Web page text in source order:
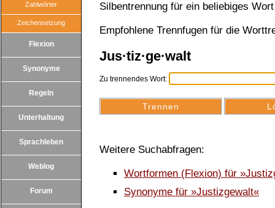
Zahlwörter
Zeichensetzung
Flexion
Synonyme
Regeln
Unterhaltung
Sprachleben
Weblog
Forum
Silbentrennung für ein beliebiges
Empfohlene Trennfugen für die
Jus·tiz·ge·walt
Zu trennendes Wort:
Weitere Suchabfragen:
Wortformen (Flexion) für
Synonyme für »Justizgewalt«